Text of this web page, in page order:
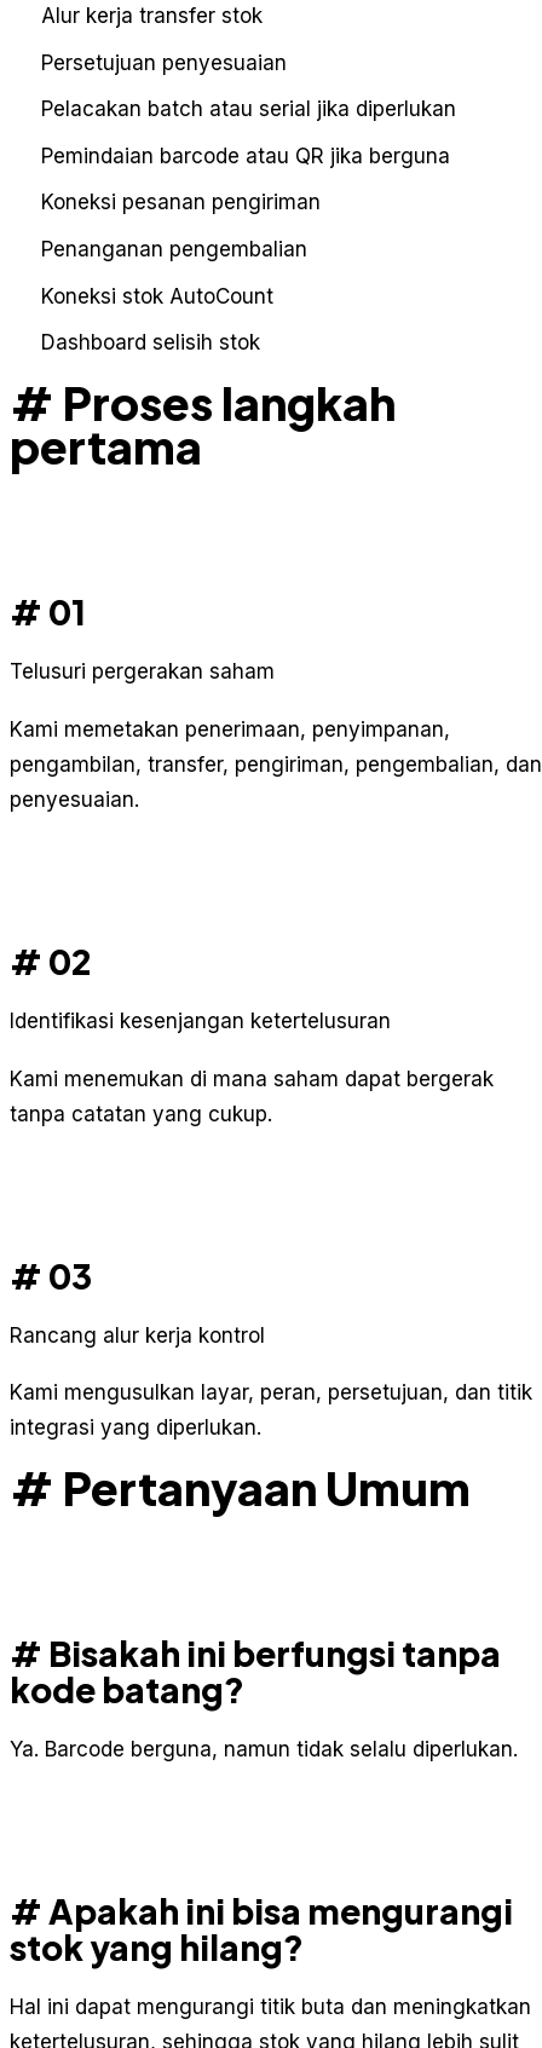
Alur kerja transfer stok
Persetujuan penyesuaian
Pelacakan batch atau serial jika diperlukan
Pemindaian barcode atau QR jika berguna
Koneksi pesanan pengiriman
Penanganan pengembalian
Koneksi stok AutoCount
Dashboard selisih stok
# Proses langkah
pertama
# 01
Telusuri pergerakan saham
Kami memetakan penerimaan, penyimpanan,
pengambilan, transfer, pengiriman, pengembalian, dan
penyesuaian.
# 02
Identifikasi kesenjangan ketertelusuran
Kami menemukan di mana saham dapat bergerak
tanpa catatan yang cukup.
# 03
Rancang alur kerja kontrol
Kami mengusulkan layar, peran, persetujuan, dan titik
integrasi yang diperlukan.
# Pertanyaan Umum
# Bisakah ini berfungsi tanpa
kode batang?
Ya. Barcode berguna, namun tidak selalu diperlukan.
# Apakah ini bisa mengurangi
stok yang hilang?
Hal ini dapat mengurangi titik buta dan meningkatkan
ketertelusuran, sehingga stok yang hilang lebih sulit